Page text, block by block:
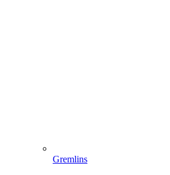
Gremlins